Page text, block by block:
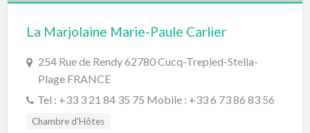
La Marjolaine Marie-Paule Carlier
254 Rue de Rendy 62780 Cucq-Trepied-Stella-
Plage FRANCE
Tel : +33 3 21 84 35 75 Mobile : +33 6 73 86 83 56
Chambre d'Hôtes